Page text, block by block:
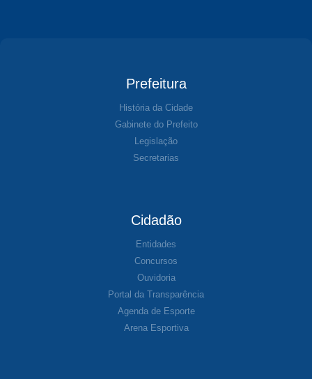
Prefeitura
História da Cidade
Gabinete do Prefeito
Legislação
Secretarias
Cidadão
Entidades
Concursos
Ouvidoria
Portal da Transparência
Agenda de Esporte
Arena Esportiva